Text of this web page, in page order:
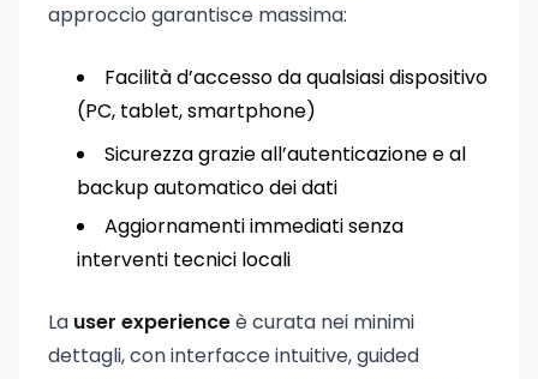
approccio garantisce massima:
Facilità d’accesso da qualsiasi dispositivo
(PC, tablet, smartphone)
Sicurezza grazie all’autenticazione e al
backup automatico dei dati
Aggiornamenti immediati senza
interventi tecnici locali
La user experienceè curata nei minimi
dettagli, con interfacce intuitive, guided